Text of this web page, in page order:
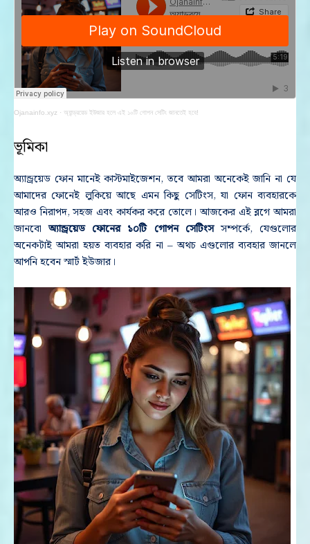
Ojanainfo.xyz · অ্যান্ড্রয়েড ইউজার হলে এই ১০টি গোপন সেটিং জানতেই হবে!
ভূমিকা
অ্যান্ড্রয়েড ফোন মানেই কাস্টমাইজেশন, তবে আমরা অনেকেই জানি না যে
আমাদের ফোনেই লুকিয়ে আছে এমন কিছু সেটিংস, যা ফোন ব্যবহারকে
আরও নিরাপদ, সহজ এবং কার্যকর করে তোলে। আজকের এই ব্লগে আমরা
জানবোঅ্যান্ড্রয়েড ফোনের ১০টি গোপন সেটিংসসম্পর্কে, যেগুলোর
অনেকটাই আমরা হয়ত ব্যবহার করি না – অথচ এগুলোর ব্যবহার জানলে
আপনি হবেন স্মার্ট ইউজার।